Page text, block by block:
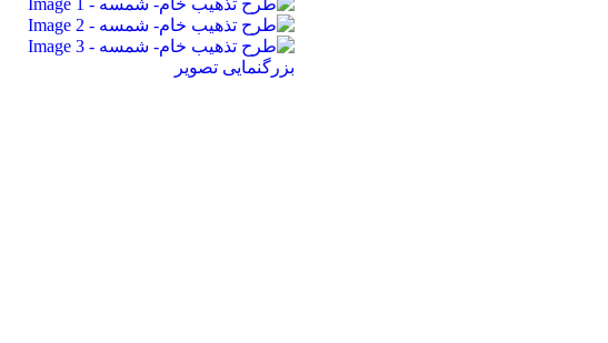
بزرگنمایی تصویر